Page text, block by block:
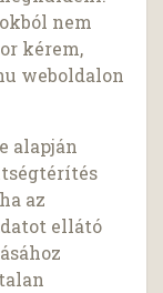
nem
kérem,
weboldalon
alapján
az
ellátó